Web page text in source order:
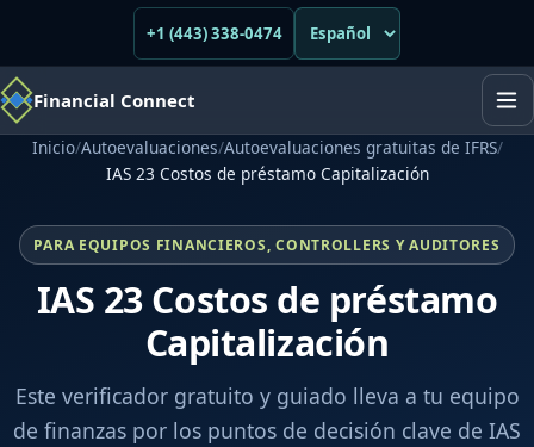
+1 (443) 338-0474
Financial Connect
Inicio/Autoevaluaciones/Autoevaluaciones gratuitas de IFRS/
IAS 23 Costos de préstamo Capitalización
PARA EQUIPOS FINANCIEROS, CONTROLLERS Y AUDITORES
IAS 23 Costos de préstamo
Capitalización
Este verificador gratuito y guiado lleva a tu equipo
de finanzas por los puntos de decisión clave de IAS